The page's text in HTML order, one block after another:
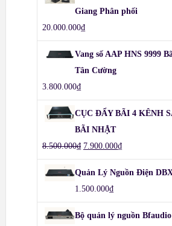
Giang Phân phối
20.000.000₫
Vang số AAP HNS 9999
Tân Cường
3.800.000₫
CỤC ĐẨY BÃI 4 KÊNH
BÃI NHẬT
8.500.000₫ 7.900.000₫
Quản Lý Nguồn Điện
1.500.000₫
Bộ quản lý nguồn